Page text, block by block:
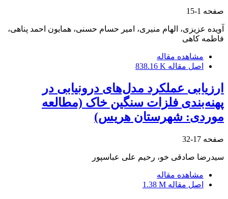
صفحه 1-15
آویده عزیزی، الهام منیری، امیر حسام حسنی، همایون احمد پناهی،
فاطمه کاهی
مشاهده مقاله
اصل مقاله 838.16 K
ارزیابی عملکرد مدل‌های درونیابی در
پهنه‌بندی فلزات سنگین خاک (مطالعه‌
موردی: شهرستان هریس)
صفحه 17-32
سیدرضا صادقی خو، رحیم علی عباسپور
مشاهده مقاله
اصل مقاله 1.38 M